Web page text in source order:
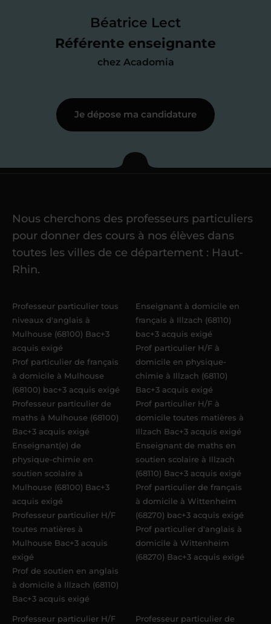
Béatrice Lect
Référente enseignante
chez Acadomia
des programmes scolaires(et pouvoir
me mettre à jour au besoin) et
j’échange en direct avec un chargé de
Étape 3
Je commence mes
Une fois ma candidature validée,mon
référent me confie mes premiers
élèvesdans un délai de6 jours
maximum
Je dépose ma candidature
Nous cherchons des professeurs particuliers
pour donner des cours à nos élèves dans
toutes les villes de ce département : Haut-
Rhin.
Professeur particulier tous
niveaux d'anglais à
Mulhouse (68100) Bac+3
acquis exigé
Prof particulier de français
à domicile à Mulhouse
(68100) bac+3 acquis exigé
Professeur particulier de
maths à Mulhouse (68100)
Bac+3 acquis exigé
Enseignant(e) de
physique-chimie en
soutien scolaire à
Mulhouse (68100) Bac+3
acquis exigé
Professeur particulier H/F
toutes matières à
Mulhouse Bac+3 acquis
exigé
Prof de soutien en anglais
à domicile à Illzach (68110)
Bac+3 acquis exigé
Enseignant à domicile en
français à Illzach (68110)
bac+3 acquis exigé
Prof particulier H/F à
domicile en physique-
chimie à Illzach (68110)
Bac+3 acquis exigé
Prof particulier H/F à
domicile toutes matières à
Illzach Bac+3 acquis exigé
Enseignant de maths en
soutien scolaire à Illzach
(68110) Bac+3 acquis exigé
Prof particulier de français
à domicile à Wittenheim
(68270) bac+3 acquis exigé
Prof particulier d'anglais à
domicile à Wittenheim
(68270) Bac+3 acquis exigé
Professeur particulier H/F
Professeur particulier de